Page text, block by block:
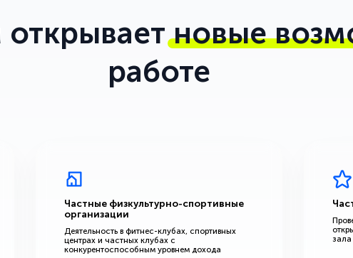
новые
работе
Частные физкультурно-спортивные
организации
Деятельность в фитнес-клубах, спортивных
центрах и частных клубах с
конкурентоспособным уровнем дохода
зала